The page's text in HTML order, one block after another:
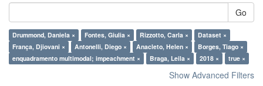
Go
Drummond, Daniela × Fontes, Giulia × Rizzotto, Carla ×
Dataset ×
França, Djiovani ×
Antonelli, Diego × Anacleto, Helen ×
Borges, Tiago ×
enquadramento multimodal; impeachment ×
Braga, Leila × 2018 × true ×
Show Advanced Filters